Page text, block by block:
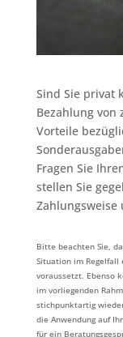
Sind Sie privat
Bezahlung von
Vorteile
Fragen Sie
stellen Sie
Zahlungsweise
Bitte beachten Sie,
Situation im Regelfall
voraussetzt. Ebenso
im vorliegenden
stichpunktartig
die Anwendung auf
für ein